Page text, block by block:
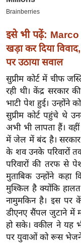
र
सा
ल
बे
मि
सा
ल
श
ख्सि
य
त
यं
ग
इं
डि
या
इसे भी पढ़ें: Marco
खड़ा कर दिया
पर उठाया सवाल
सुप्रीम कोर्ट में चीफ
रही थी। केंद्र सरकार
भाटी पेश हुई। उन्होंने
सुप्रीम कोर्ट पहुंचे थे
अभी भी लापता हैं।
में जेल में बंद है।
के शव उनके परिवारों
परिवारों की तरफ से
मुताबिक उन्होंने
मुश्किल है क्योंकि
नामुमकिन है। इस पर
डीएनए सैंपल जुटाने में
हो सके। वकील ने यह
पर युवाओं को रूस